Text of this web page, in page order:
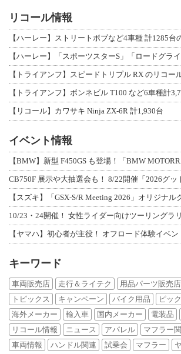
リコール情報
【ハーレー】ストリートボブなど4車種 計1285台
【トライアンフ】スピードトリプル RX のリコー
【リコール】カワサキ Ninja ZX-6R 計1,930台
イベント情報
【BMW】新型 F450GS も登場！「BMW
CB750F 展示や大抽選会も！ 8/22開催「2026グッ
【スズキ】「GSX-S/R Meeting 2026」オリジナル
10/23・24開催！ 女性ライダー向けツーリングラ
【ヤマハ】初心者が主役！ オフロード体験イベン
キーワード
車両販売店 走行＆ライテク 用品パーツ販売店
トピックス
キャンペーン バイク用品
ピッ
海外メーカー
輸入車 国内メーカー 電装品
リコール情報
ニュース アパレル マフラー
車両情報
ハンドル関連 試乗会 マフラー